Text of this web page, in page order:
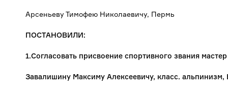
Арсеньеву Тимофею Николаевичу, Пермь
ПОСТАНОВИЛИ:
1.Согласовать присвоение спортивного звания
Завалишину Максиму Алексеевичу, класс.